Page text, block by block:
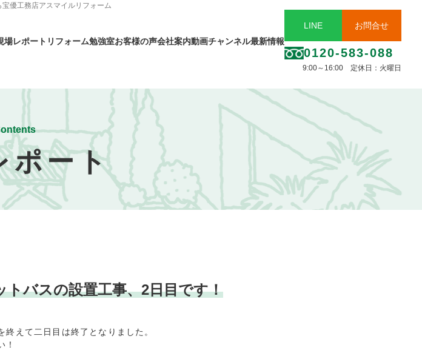
優工務店アスマイルリフォーム
場レポート リフォーム勉強室お客様の声会社案内動画チャンネル最新情報
LINE お問合せ
0120-583-088
9:00～16:00 定休日：火曜日
ポート
トバスの設置工事、2日目です！
えて二日目は終了となりました。
！